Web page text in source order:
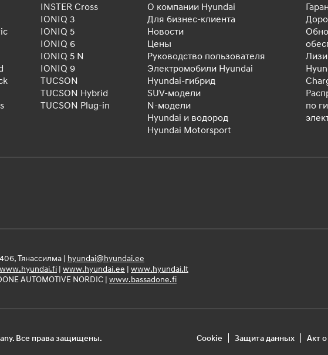
INSTER Cross
IONIQ 3
IONIQ 5
IONIQ 6
IONIQ 5 N
IONIQ 9
TUCSON
TUCSON Hybrid
TUCSON Plug-in
О компании Hyundai
Для бизнес-клиента
Новости
Цены
Руководство пользователя
Электромобили Hyundai
Hyundai-гибрид
SUV-модели
N-модели
Hyundai и водород
Hyundai Motorsport
по
Тянассилма | hyundai@hyundai.ee
www.hyundai.fi | www.hyundai.ee | www.hyundai.lt
AUTOMOTIVE NORDIC | www.bassadone.fi
Все права защищены. Cookie Защита данных Акт